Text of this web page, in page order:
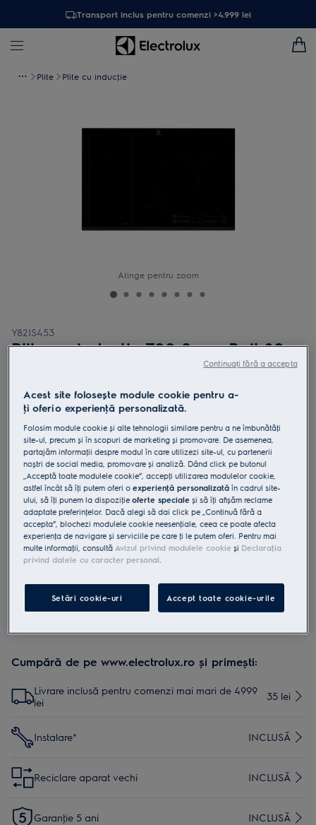
Transport inclus pentru comenzi >4.999 lei
Plite Plite cu inducţie
Atinge pentru zoom
Y82IS453
Plita cu inductie 700 SenseBoil 80
Fișa cu informaţii despre produs
Beneficii
Plita cu inducţie SenseBoil® 700 ajustează temperatura apei în clocot,
pentru o fierbere lentă și constantă.
Apa in clocot nu da pe dinafara, cu senzorul SenseBoil.
Hob2Hood® conecteaza plita și hota printr-o conexiune wireless
conform regulamentului UE 2023/988 sunt enumerate în
siguranţă a produsului, citește manualul de utilizare complet.
Cumpără de pe www.electrolux.ro și primești:
Livrare inclusă pentru comenzi mai mari de 4999
lei
35 lei
Instalare* INCLUSĂ
Reciclare aparat vechi INCLUSĂ
Garanţie 5 ani INCLUSĂ
Acest site folosește module cookie pentru a-
ţi oferi o experienţă personalizată.
Folosim module cookie și alte tehnologii similare pentru a ne îmbunătăţi
site-ul, precum și în scopuri de marketing și promovare. De asemenea,
partajăm informaţii despre modul în care utilizezi site-ul, cu partenerii
noștri de social media, promovare și analiză. Dând click pe butonul
„Acceptă toate modulele cookie”, accepţi utilizarea modulelor cookie,
astfel încât să îţi putem oferi oexperienţă personalizată în cadrul site-
ului, să îţi punem la dispoziţieoferte speciale și să îţi afișăm reclame
adaptate preferinţelor. Dacă alegi să dai click pe „Continuă fără a
accepta”, blochezi modulele cookie neesenţiale, ceea ce poate afecta
experienţa de navigare și serviciile pe care ţi le putem oferi. Pentru mai
multe informaţii, consultă Avizul privind modulele cookie și Declaraţia
privind datele cu caracter personal.
Setări cookie-uri Accept toate cookie-urile
Continuați fără a accepta